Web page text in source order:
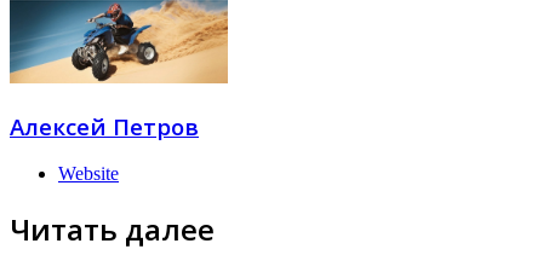
Алексей Петров
Website
Читать далее